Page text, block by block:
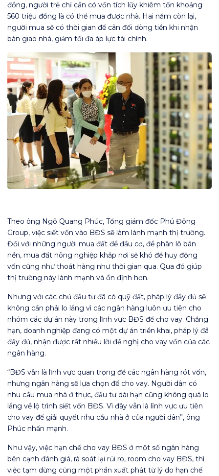
đồng, người trẻ chỉ cần có vốn tích lũy khiêm tốn khoảng
560 triệu đồng là có thể mua được nhà. Hai năm còn lại,
người mua sẽ có thời gian để cân đối dòng tiền khi nhận
bàn giao nhà, giảm tối đa áp lực tài chính.
Theo ông Ngô Quang Phúc, Tổng giám đốc Phú Đông
Group, việc siết vốn vào BĐS sẽ làm lành mạnh thị trường.
Đối với những người mua đất để đầu cơ, để phân lô bán
nền, mua đất nông nghiệp khắp nơi sẽ khó để huy động
vốn cũng như thoát hàng như thời gian qua. Qua đó giúp
thị trường này lành mạnh và ổn định hơn.
Nhưng với các chủ đầu tư đã có quỹ đất, pháp lý đầy đủ sẽ
không cần phải lo lắng vì các ngân hàng luôn ưu tiên cho
nhóm các dự án này trong lĩnh vực BĐS để cho vay. Chẳng
hạn, doanh nghiệp đang có một dự án triển khai, pháp lý đã
đầy đủ, nhận được rất nhiều lời đề nghị cho vay vốn của các
ngân hàng.
“BĐS vẫn là lĩnh vực quan trọng để các ngân hàng rót vốn,
nhưng ngân hàng sẽ lựa chọn để cho vay. Người dân có
nhu cầu mua nhà ở thực, đầu tư dài hạn cũng không quá lo
lắng về lộ trình siết vốn BĐS. Vì đây vẫn là lĩnh vực ưu tiên
cho vay để giải quyết nhu cầu nhà ở của người dân”, ông
Phúc nhấn mạnh.
Như vậy, việc hạn chế cho vay BĐS ở một số ngân hàng
bên cạnh đánh giá, rà soát lại rủi ro, room cho vay BĐS, thì
việc tạm dừng cũng một phần xuất phát từ lý do hạn chế